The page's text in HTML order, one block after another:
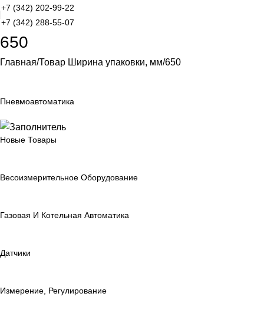
+7 (342) 202-99-22
+7 (342) 288-55-07
650
Главная Товар Ширина упаковки, мм 650
Пневмоавтоматика
Новые Товары
Весоизмерительное Оборудование
Газовая И Котельная Автоматика
Датчики
Измерение, Регулирование